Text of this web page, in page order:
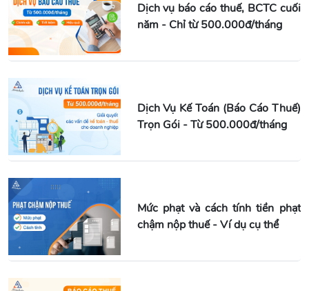
Dịch vụ báo cáo thuế, BCTC cuối
năm - Chỉ từ 500.000đ/tháng
Dịch Vụ Kế Toán (Báo Cáo Thuế)
Trọn Gói - Từ 500.000đ/tháng
Mức phạt và cách tính tiền phạt
chậm nộp thuế - Ví dụ cụ thể